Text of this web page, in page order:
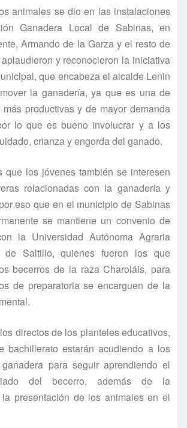
animales se dio en las instalaciones
Ganadera Local de Sabinas, en
Armando de la Garza y el resto de
y reconocieron la iniciativa
que encabeza el alcalde Lenin
la ganaderí­a, ya que es una de
productivas y de mayor demanda
lo que es bueno involucrar y a los
crianza y engorda del ganado.
que los jóvenes también se interesen
relacionadas con la ganaderí­a y
eso que en el municipio de Sabinas
se mantiene un convenio de
la Universidad Autónoma Agraria
de Saltillo, quienes fueron los que
becerros de la raza Charoláis, para
de preparatoria se encarguen de la
directos de los planteles educativos,
bachillerato estarán acudiendo a los
para seguir aprendiendo el
del becerro, además de la
presentación de los animales en el